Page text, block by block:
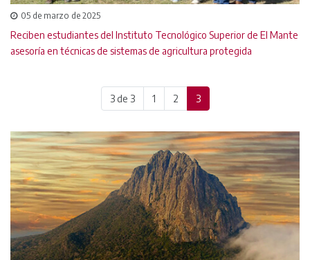
05 de marzo de 2025
Reciben estudiantes del Instituto Tecnológico Superior de El Mante
asesoría en técnicas de sistemas de agricultura protegida
3 de 3 1 2 3(current)